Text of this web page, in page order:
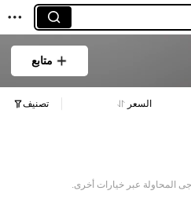
متابع
السعر تصنيف
المحاولة عبر خيارات أخرى.